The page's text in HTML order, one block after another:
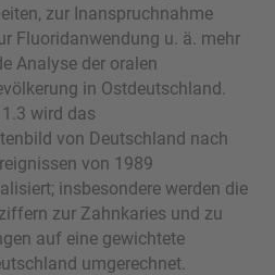
zur Inanspruchnahme
Fluoridanwendung u. ä. mehr
Analyse der oralen
in Ostdeutschland.
wird das
von Deutschland nach
von 1989
insbesondere werden die
zur Zahnkaries und zu
auf eine gewichtete
umgerechnet.